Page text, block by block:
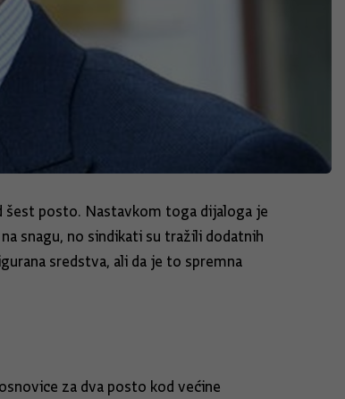
šest posto. Nastavkom toga dijaloga je
snagu, no sindikati su tražili dodatnih
sredstva, ali da je to spremna
za dva posto kod većine